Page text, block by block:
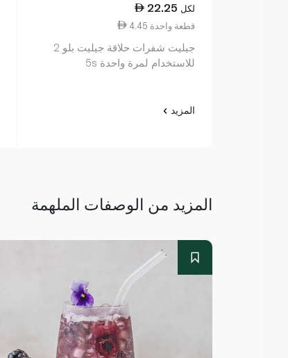
22.25 لكل
4.45 قطعة واحدة
جيليت شفرات حلاقة جيليت بلو 2
للاستخدام لمرة واحدة 5s
المزيد
المزيد من الوصفات الملهمة